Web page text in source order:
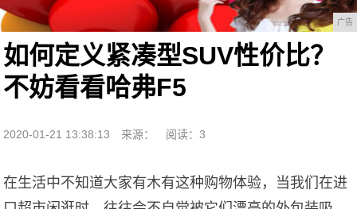
广告
如何定义紧凑型SUV性价比？
不妨看看哈弗F5
2020-01-21 13:38:13 来源： 阅读：3
在生活中不知道大家有木有这种购物体验，当我们在进